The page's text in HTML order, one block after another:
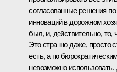
согласованные решения
инноваций в дорожном
был, и, действительно, то,
Это странно даже, просто
есть, а по
невозможно